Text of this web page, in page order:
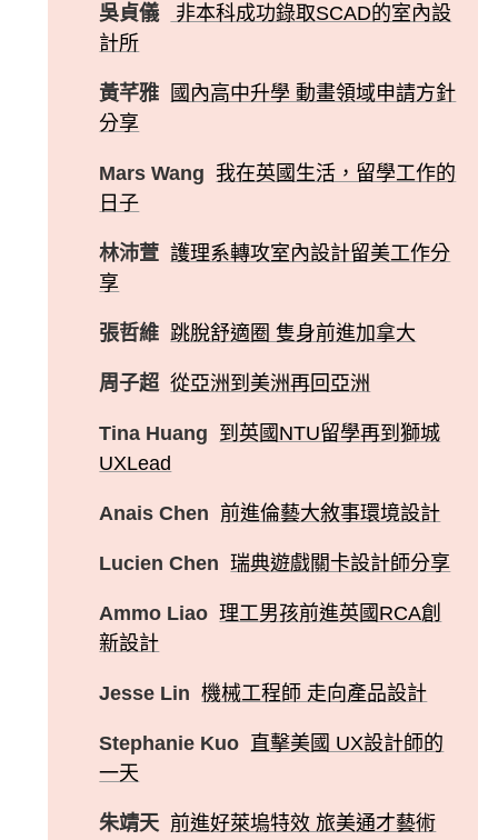
吳貞儀
非本科成功錄取SCAD的室內設
計所
黃芊雅
國內高中升學 動畫領域申請方針
分享
Mars Wang 我在英國生活，留學工作的
日子
林沛萱 護理系轉攻室內設計留美工作分
享
張哲維 跳脫舒適圈 隻身前進加拿大
周子超 從亞洲到美洲再回亞洲
Tina Huang 到英國NTU留學再到獅城
UXLead
Anais Chen 前進倫藝大敘事環境設計
Lucien Chen 瑞典遊戲關卡設計師分享
Ammo Liao 理工男孩前進英國RCA創
新設計
Jesse Lin 機械工程師 走向產品設計
Stephanie Kuo 直擊美國 UX設計師的
一天
朱靖天 前進好萊塢特效 旅美通才藝術